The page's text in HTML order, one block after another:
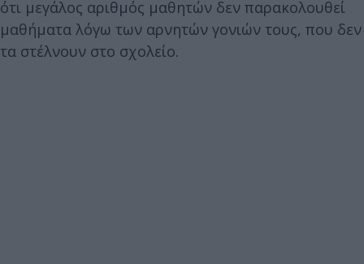
ότι μεγάλος αριθμός μαθητών δεν παρακολουθεί
μαθήματα λόγω των αρνητών γονιών τους, που δεν
τα στέλνουν στο σχολείο.